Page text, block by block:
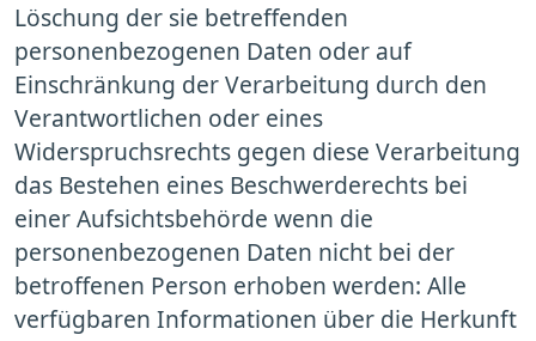
Löschung der sie betreffenden
personenbezogenen Daten oder auf
Einschränkung der Verarbeitung durch den
Verantwortlichen oder eines
Widerspruchsrechts gegen diese Verarbeitung
das Bestehen eines Beschwerderechts bei
einer Aufsichtsbehörde wenn die
personenbezogenen Daten nicht bei der
betroffenen Person erhoben werden: Alle
verfügbaren Informationen über die Herkunft